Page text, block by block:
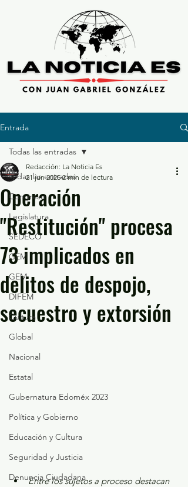
Entrada
Todas las entradas
Congreso
Legislatura
SEDECO
GEM
GEM
DIFEM
Cultura
Global
Nacional
Estatal
Gubernatura Edoméx 2023
Política y Gobierno
Educación y Cultura
Seguridad y Justicia
Denuncia Ciudadana
Todas las entradas
Operación
"Restitución" procesa
73 implicados en
delitos de despojo,
secuestro y extorsión
Redacción: La Noticia Es
21 jun 2025 2 min de lectura
Entre los sujetos a proceso destacan